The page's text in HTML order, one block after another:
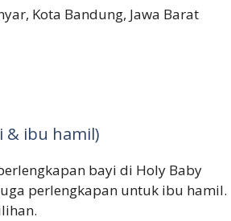
Kota Bandung, Jawa Barat
& ibu hamil)
bayi di Holy Baby
perlengkapan untuk ibu hamil.